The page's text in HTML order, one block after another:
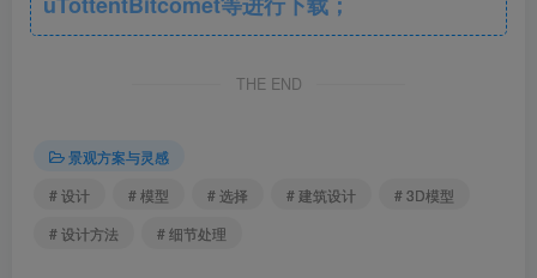
型后的人造石按照模型编号在拼接模型上拼接成型；8、细节
以纯黑色为主，配上白色灯光去强化边界。
THE END
景观方案与灵感
# 设计
# 模型 # 选择 # 建筑设计
# 3D模型
# 设计方法
# 细节处理